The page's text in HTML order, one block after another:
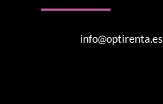
info@optirenta.es